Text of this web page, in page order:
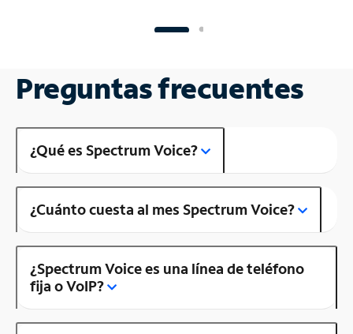
Preguntas frecuentes
¿Qué es Spectrum Voice?
¿Cuánto cuesta al mes Spectrum Voice?
¿Spectrum Voice es una línea de teléfono
fija o VoIP?